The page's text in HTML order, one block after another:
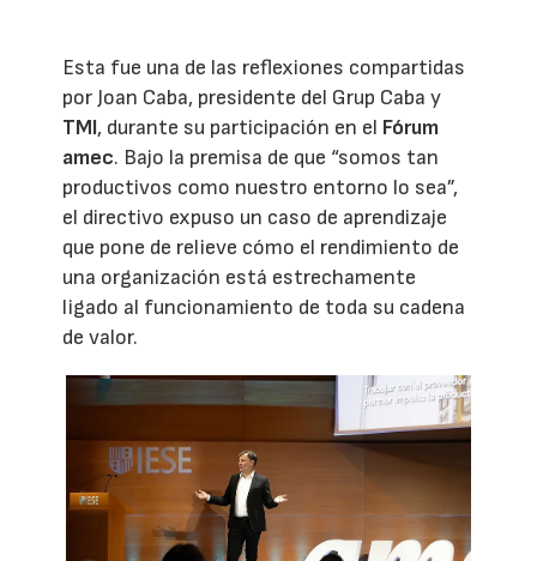
Esta fue una de las reflexiones compartidas
por Joan Caba, presidente del Grup Caba y
TMI, durante su participación en el Fórum
amec. Bajo la premisa de que “somos tan
productivos como nuestro entorno lo sea”,
el directivo expuso un caso de aprendizaje
que pone de relieve cómo el rendimiento de
una organización está estrechamente
ligado al funcionamiento de toda su cadena
de valor.